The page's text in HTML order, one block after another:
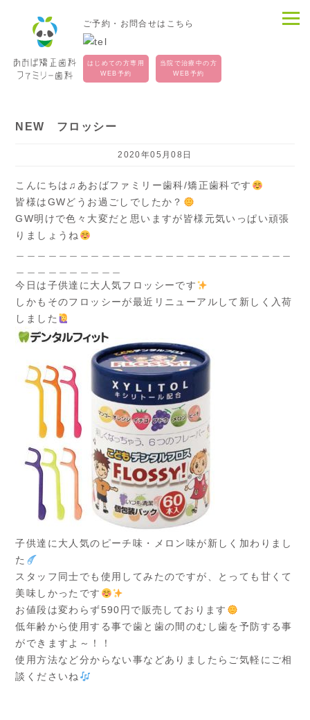
ご予約・お問合せはこちら
はじめての方専用
WEB予約
当院で治療中の方
WEB予約
NEW フロッシー
2020年05月08日
こんにちは♫あおばファミリー歯科/矯正歯科です
皆様はGWどうお過ごしでしたか？
GW明けで色々大変だと思いますが皆様元気いっぱい頑張
りましょうね
今日は子供達に大人気フロッシーです
しかもそのフロッシーが最近リニューアルして新しく入荷
しました
子供達に大人気のピーチ味・メロン味が新しく加わりまし
た
スタッフ同士でも使用してみたのですが、とっても甘くて
美味しかったです
お値段は変わらず590円で販売しております
低年齢から使用する事で歯と歯の間のむし歯を予防する事
ができますよ～！！
使用方法など分からない事などありましたらご気軽にご相
談くださいね